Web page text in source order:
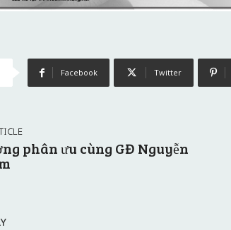
Facebook Twitter
phân ưu cùng GĐ Nguyễn